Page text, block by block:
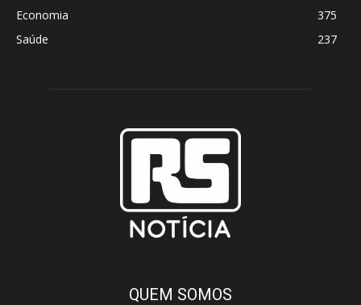
Economia
375
Saúde
237
QUEM SOMOS